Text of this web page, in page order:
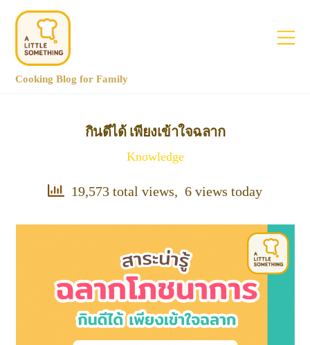
Cooking Blog for Family
กินดีได้ เพียงเข้าใจฉลาก
Knowledge
19,573 total views, 6 views today